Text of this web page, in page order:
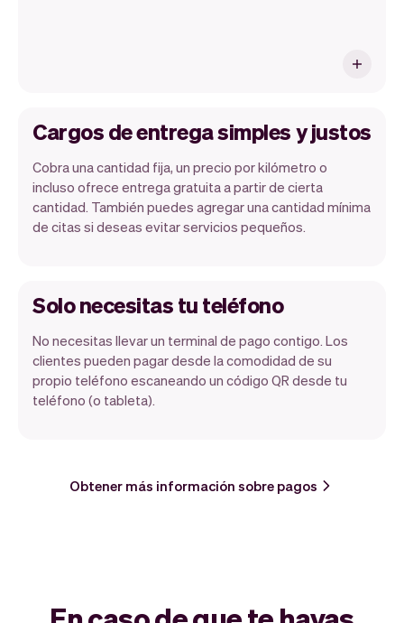
Cargos de entrega simples y justos
Cobra una cantidad fija, un precio por kilómetro o
incluso ofrece entrega gratuita a partir de cierta
cantidad. También puedes agregar una cantidad mínima
de citas si deseas evitar servicios pequeños.
Solo necesitas tu teléfono
No necesitas llevar un terminal de pago contigo. Los
clientes pueden pagar desde la comodidad de su
propio teléfono escaneando un código QR desde tu
teléfono (o tableta).
Obtener más información sobre pagos